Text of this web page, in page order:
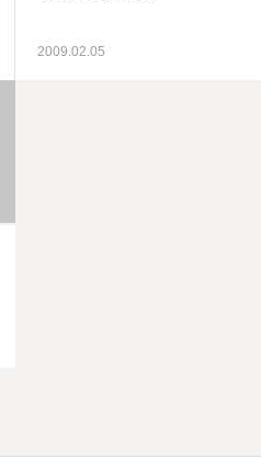
2009.02.05